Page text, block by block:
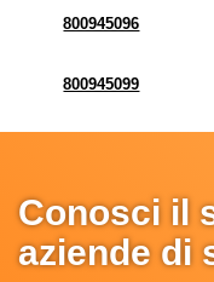
800945096
800945099
Conosci il
aziende di